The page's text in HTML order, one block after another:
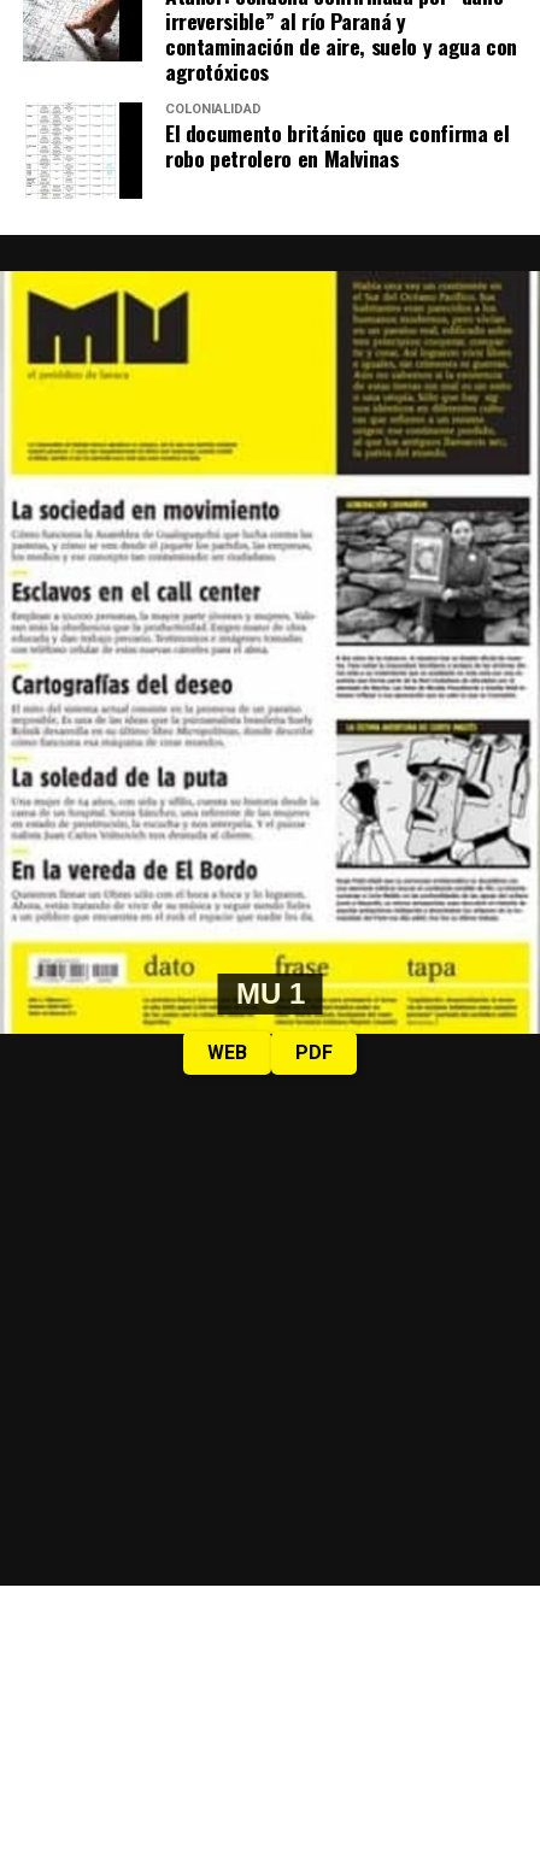
irreversible” al río Paraná y
contaminación de aire, suelo y agua con
agrotóxicos
COLONIALIDAD
El documento británico que confirma el
robo petrolero en Malvinas
MU 1
WEB PDF